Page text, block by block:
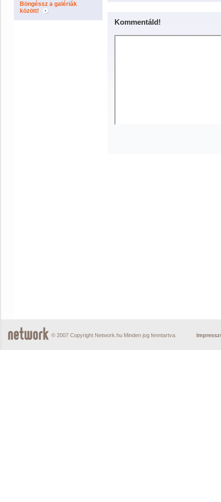
Böngéssz a galériák
között!
Kommentáld!
© 2007 Copyright Network.hu Minden jog fenntartva.